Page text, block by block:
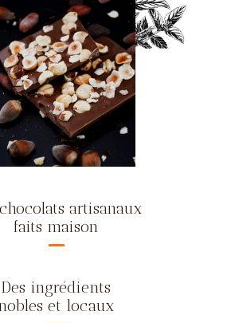
artisanaux
faits maison
Des ingrédients
et locaux